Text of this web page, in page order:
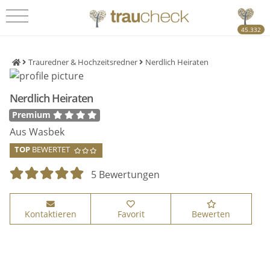
45.332
Trauredner & Hochzeitsredner Nerdlich Heiraten
Nerdlich Heiraten
Premium
Aus Wasbek
TOP BEWERTET
5 Bewertungen
Kontaktieren Favorit Bewerten